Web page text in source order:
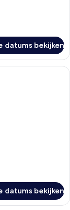
datums bekijken
een bed, bureau,
datums bekijken